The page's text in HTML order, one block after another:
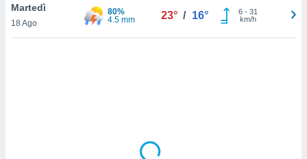
a piè
del
Martedì
18 Ago
80%
4.5 mm
23° / 16° 6- 31
km/h